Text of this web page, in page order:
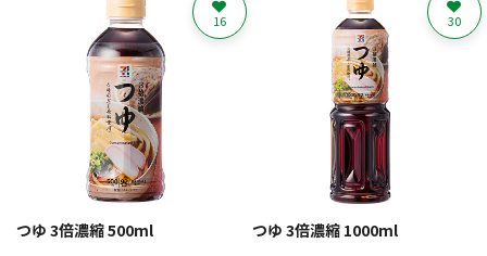
つゆ 3倍濃縮 500ml
16
つゆ 3倍濃縮 1000ml
30